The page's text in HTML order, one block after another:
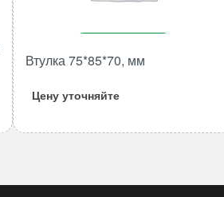
75*85*70,
Втулка 75*85*70, мм
Цену уточняйте